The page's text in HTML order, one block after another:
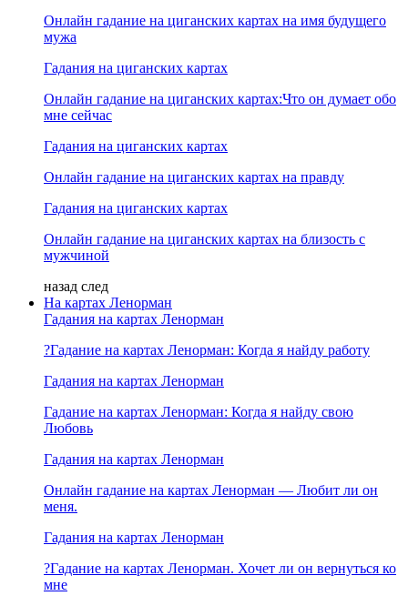
Онлайн гадание на циганских картах на имя будущего
мужа
Гадания на циганских картах
Онлайн гадание на циганских картах:Что он думает обо
мне сейчас
Гадания на циганских картах
Онлайн гадание на циганских картах на правду
Гадания на циганских картах
Онлайн гадание на циганских картах на близость с
мужчиной
назад след
На картах Ленорман
Гадания на картах Ленорман
?Гадание на картах Ленорман: Когда я найду работу
Гадания на картах Ленорман
Гадание на картах Ленорман: Когда я найду свою
Любовь
Гадания на картах Ленорман
Онлайн гадание на картах Ленорман — Любит ли он
меня.
Гадания на картах Ленорман
?Гадание на картах Ленорман. Хочет ли он вернуться ко
мне